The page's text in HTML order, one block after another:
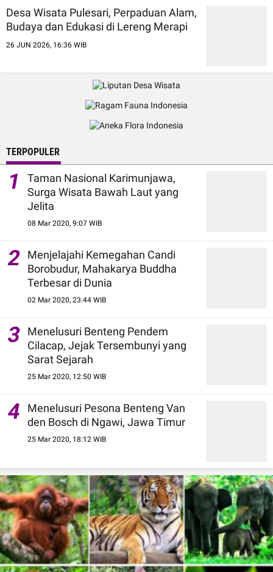
Desa Wisata Pulesari, Perpaduan Alam,
Budaya dan Edukasi di Lereng Merapi
26 JUN 2026, 16:36 WIB
TERPOPULER
1
Taman Nasional Karimunjawa,
Surga Wisata Bawah Laut yang
Jelita
08 Mar 2020, 9:07 WIB
2
Menjelajahi Kemegahan Candi
Borobudur, Mahakarya Buddha
Terbesar di Dunia
02 Mar 2020, 23:44 WIB
3
Menelusuri Benteng Pendem
Cilacap, Jejak Tersembunyi yang
Sarat Sejarah
25 Mar 2020, 12:50 WIB
4
Menelusuri Pesona Benteng Van
den Bosch di Ngawi, Jawa Timur
25 Mar 2020, 18:12 WIB